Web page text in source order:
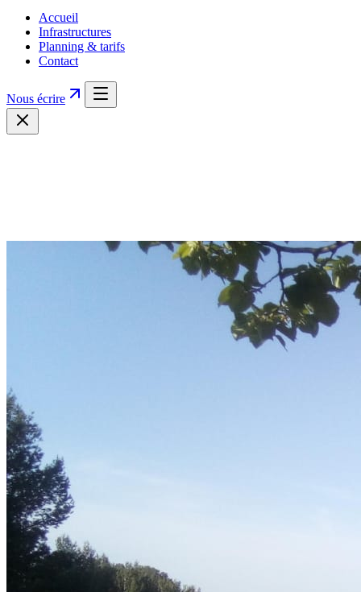
Accueil
Infrastructures
Planning & tarifs
Contact
Nous écrire